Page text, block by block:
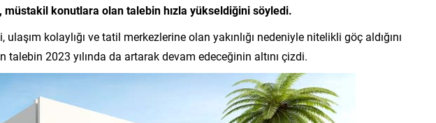
konutlara olan talebin hızla yükseldiğini söyledi.
kolaylığı ve tatil merkezlerine olan yakınlığı nedeniyle nitelikli göç aldığını
talebin 2023 yılında da artarak devam edeceğinin altını çizdi.